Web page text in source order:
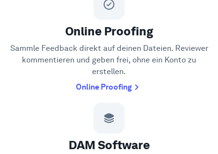
Online Proofing
Sammle Feedback direkt auf deinen Dateien. Reviewer
kommentieren und geben frei, ohne ein Konto zu
erstellen.
Online Proofing
DAM Software